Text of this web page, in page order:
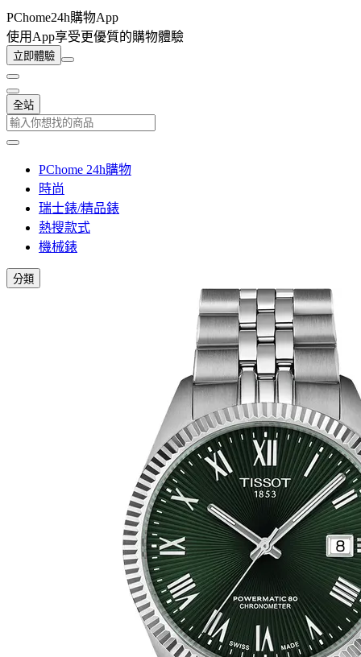
PChome24h購物App
使用App享受更優質的購物體驗
立即體驗
全站
PChome 24h購物
時尚
瑞士錶/精品錶
熱搜款式
機械錶
分類